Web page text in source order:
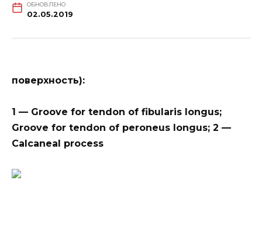
ОБНОВЛЕНО
02.05.2019
поверхность):
1 — Groove for tendon of fibularis longus;
Groove for tendon of peroneus longus; 2 —
Calcaneal process